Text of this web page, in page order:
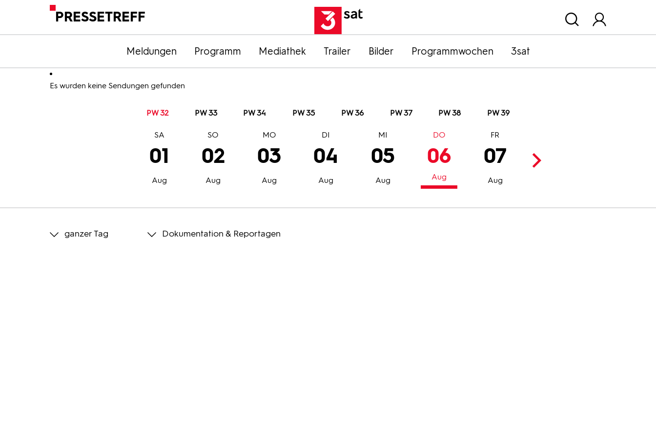
PRESSETREFF
Meldungen Programm Mediathek Trailer Bilder Programmwochen 3sat
Es wurden keine Sendungen gefunden
PW 32 PW 33 PW 34 PW 35 PW 36 PW 37 PW 38 PW 39
01
Aug
SA
02
Aug
SO
03
Aug
MO
04
Aug
DI
05
Aug
MI
06
Aug
DO
07
Aug
FR
08
ganzer Tag Dokumentation & Reportagen